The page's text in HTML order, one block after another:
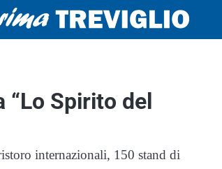
“Lo Spirito del
internazionali, 150 stand di